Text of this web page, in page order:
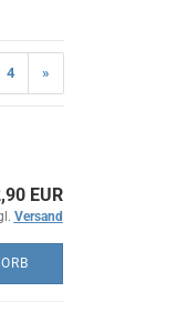
4 »
EUR
Versand